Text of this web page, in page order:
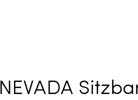
NEVADA